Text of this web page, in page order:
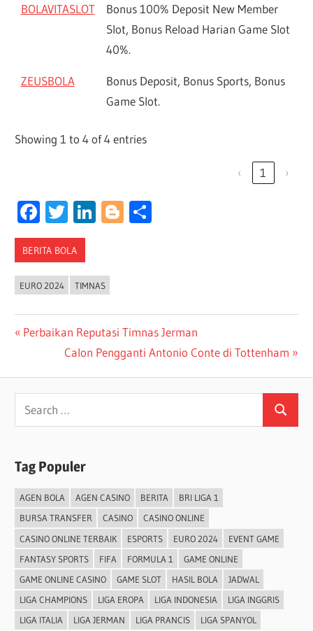
BOLAVITASLOT
Bonus 100% Deposit New Member
Slot, Bonus Reload Harian Game Slot
40%.
ZEUSBOLA
Bonus Deposit, Bonus Sports, Bonus
Game Slot.
Showing 1 to 4 of 4 entries
‹ 1 ›
Facebook
Twitter
LinkedIn
Blogger
BERITA BOLA
EURO 2024 TIMNAS
Post
navigation
Previous
Perbaikan Reputasi Timnas Jerman
Next
Calon Pengganti Antonio Conte di Tottenham
Search
for:
Search
Tag Populer
AGEN BOLA AGEN CASINO BERITA
BRI LIGA 1
BURSA TRANSFER
CASINO
CASINO ONLINE
CASINO ONLINE TERBAIK
ESPORTS EURO 2024
EVENT GAME
FANTASY SPORTS
FIFA FORMULA 1
GAME ONLINE
GAME ONLINE CASINO
GAME SLOT HASIL BOLA
JADWAL
LIGA CHAMPIONS
LIGA EROPA LIGA INDONESIA
LIGA INGGRIS
LIGA ITALIA
LIGA JERMAN LIGA PRANCIS LIGA SPANYOL